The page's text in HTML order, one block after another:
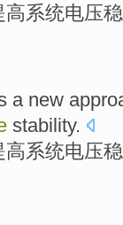
高系统电压
a new
stability.
高系统电压